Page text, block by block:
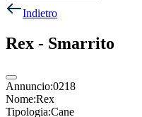
Indietro
Rex - Smarrito
Annuncio:0218
Nome:Rex
Tipologia:Cane